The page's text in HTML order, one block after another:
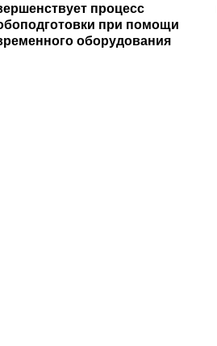
процесс
при помощи
оборудования